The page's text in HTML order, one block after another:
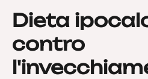
Dieta
contro